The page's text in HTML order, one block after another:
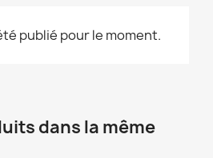
publié pour le moment.
dans la même